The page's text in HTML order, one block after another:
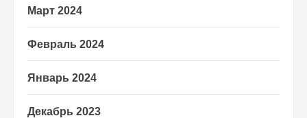
Март 2024
Февраль 2024
Январь 2024
Декабрь 2023